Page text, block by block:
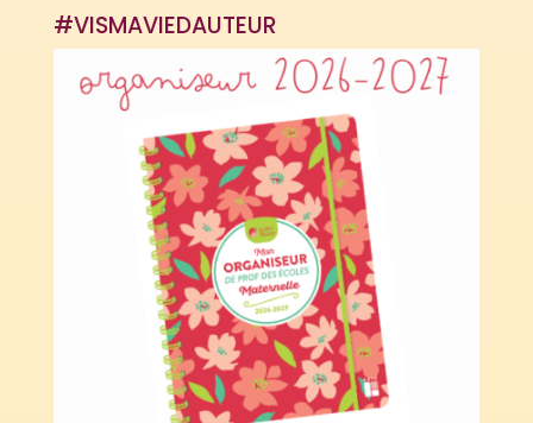
#VISMAVIEDAUTEUR